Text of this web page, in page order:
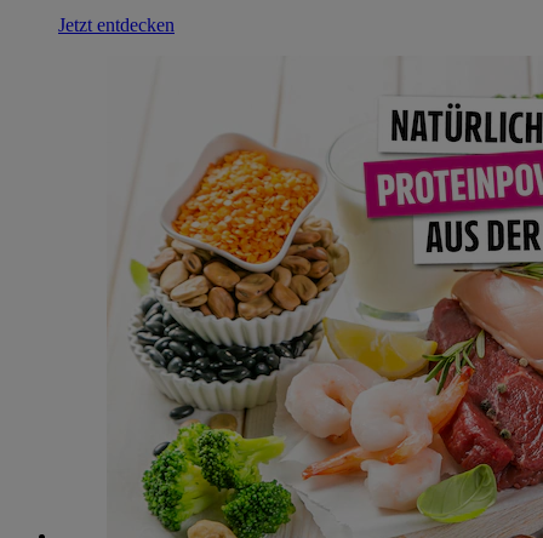
Jetzt entdecken